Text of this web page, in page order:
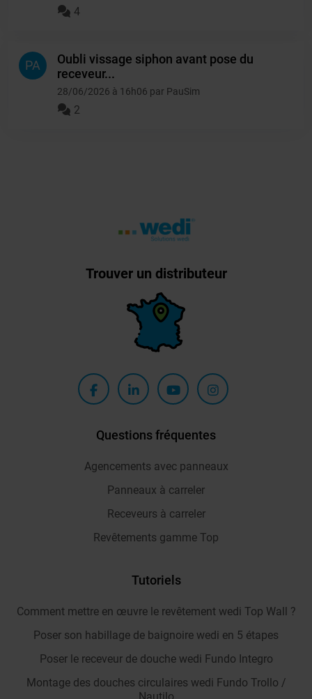
4
PA
Oubli vissage siphon avant pose du
receveur...
28/06/2026 à 16h06 par PauSim
2
Trouver un distributeur
Questions fréquentes
Agencements avec panneaux
Panneaux à carreler
Receveurs à carreler
Revêtements gamme Top
Tutoriels
Comment mettre en œuvre le revêtement wedi Top Wall ?
Poser son habillage de baignoire wedi en 5 étapes
Poser le receveur de douche wedi Fundo Integro
Montage des douches circulaires wedi Fundo Trollo /